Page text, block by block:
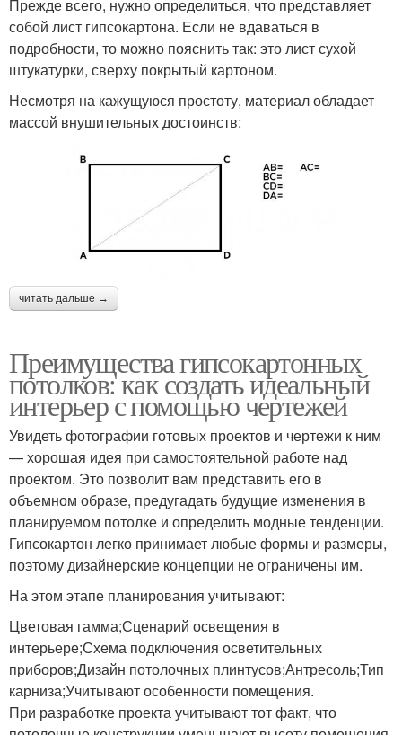
Прежде всего, нужно определиться, что представляет
собой лист гипсокартона. Если не вдаваться в
подробности, то можно пояснить так: это лист сухой
штукатурки, сверху покрытый картоном.
Несмотря на кажущуюся простоту, материал обладает
массой внушительных достоинств:
читать дальше →
Преимущества гипсокартонных
потолков: как создать идеальный
интерьер с помощью чертежей
Увидеть фотографии готовых проектов и чертежи к ним
— хорошая идея при самостоятельной работе над
проектом. Это позволит вам представить его в
объемном образе, предугадать будущие изменения в
планируемом потолке и определить модные тенденции.
Гипсокартон легко принимает любые формы и размеры,
поэтому дизайнерские концепции не ограничены им.
На этом этапе планирования учитывают:
Цветовая гамма;Сценарий освещения в
интерьере;Схема подключения осветительных
приборов;Дизайн потолочных плинтусов;Антресоль;Тип
карниза;Учитывают особенности помещения.
При разработке проекта учитывают тот факт, что